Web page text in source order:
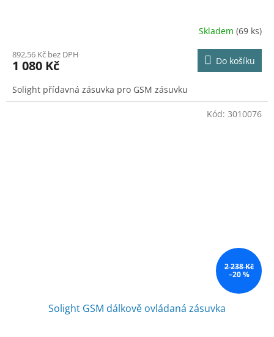
Skladem (69 ks)
892,56 Kč bez DPH
1 080 Kč Do košíku
Solight přídavná zásuvka pro GSM zásuvku
2 238 Kč
–20 %
Solight GSM dálkově ovládaná zásuvka
Kód: 3010076